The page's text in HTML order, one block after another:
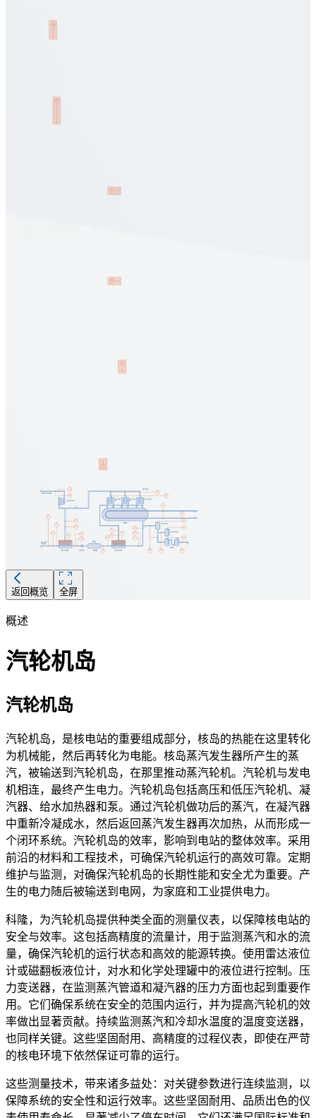
返回概览 全屏
蒸汽的温度测量
要求
推荐的产品及解决方案
OPTITEMP TRA-S34
热电阻（RTD）温度组件用于现有的保护套管或机械
浏览产品的详情
描述
蒸汽的温度测量
要求
发电标准
概述
汽轮机岛
汽轮机岛
汽轮机岛，是核电站的重要组成部分，核岛的热能在这里转化
为机械能，然后再转化为电能。核岛蒸汽发生器所产生的蒸
汽，被输送到汽轮机岛，在那里推动蒸汽轮机。汽轮机与发电
机相连，最终产生电力。汽轮机岛包括高压和低压汽轮机、凝
汽器、给水加热器和泵。通过汽轮机做功后的蒸汽，在凝汽器
中重新冷凝成水，然后返回蒸汽发生器再次加热，从而形成一
个闭环系统。汽轮机岛的效率，影响到电站的整体效率。采用
前沿的材料和工程技术，可确保汽轮机运行的高效可靠。定期
维护与监测，对确保汽轮机岛的长期性能和安全尤为重要。产
生的电力随后被输送到电网，为家庭和工业提供电力。
科隆，为汽轮机岛提供种类全面的测量仪表，以保障核电站的
安全与效率。这包括高精度的流量计，用于监测蒸汽和水的流
量，确保汽轮机的运行状态和高效的能源转换。使用雷达液位
计或磁翻板液位计，对水和化学处理罐中的液位进行控制。压
力变送器，在监测蒸汽管道和凝汽器的压力方面也起到重要作
用。它们确保系统在安全的范围内运行，并为提高汽轮机的效
率做出显著贡献。持续监测蒸汽和冷却水温度的温度变送器，
也同样关键。这些坚固耐用、高精度的过程仪表，即使在严苛
的核电环境下依然保证可靠的运行。
这些测量技术，带来诸多益处：对关键参数进行连续监测，以
保障系统的安全性和运行效率。这些坚固耐用、品质出色的仪